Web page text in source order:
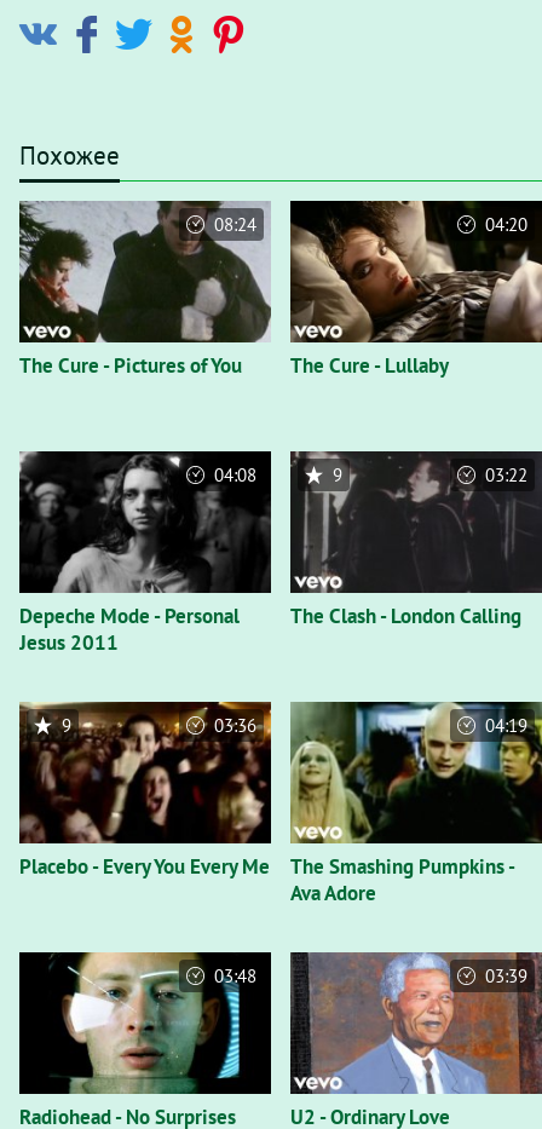
Похожее
The Cure - Pictures of You
08:24
The Cure - Lullaby
04:20
Depeche Mode - Personal
Jesus 2011
04:08
The Clash - London Calling
9 03:22
Placebo - Every You Every Me
9 03:36
The Smashing Pumpkins -
Ava Adore
04:19
Radiohead - No Surprises
03:48
U2 - Ordinary Love
03:39